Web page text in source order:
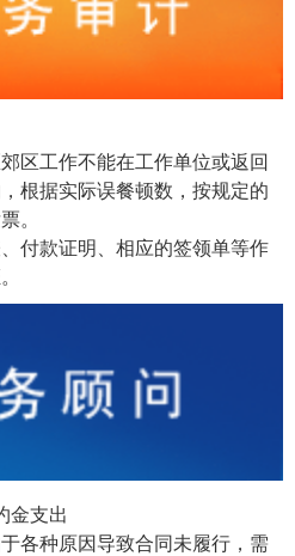
区工作不能在工作单位或返回
根据实际误餐顿数，按规定的
。
付款证明、相应的签领单等作
金支出
各种原因导致合同未履行，需